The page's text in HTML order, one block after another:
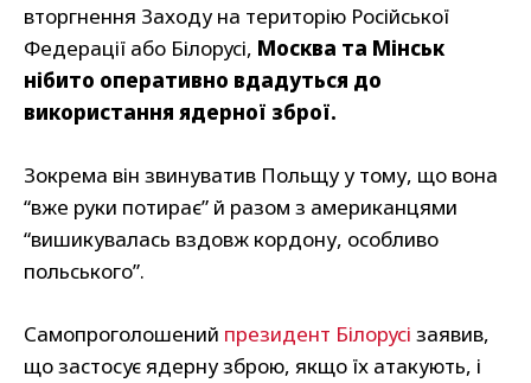
вторгнення Заходу на територію Російської
Федерації або Білорусі, Москва та Мінськ
нібито оперативно вдадуться до
використання ядерної зброї.
Зокрема він звинуватив Польщу у тому, що вона
“вже руки потирає” й разом з американцями
“вишикувалась вздовж кордону, особливо
польського”.
Самопроголошений президент Білорусі заявив,
що застосує ядерну зброю, якщо їх атакують, і